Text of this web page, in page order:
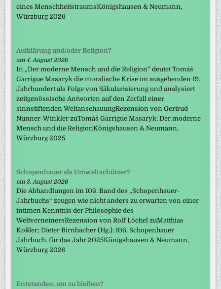
eines MenschheitstraumsKönigshausen & Neumann,
Würzburg 2026
Aufklärung und/oder Religion?
am 4. August 2026
In „Der moderne Mensch und die Religion“ deutet Tomáš
Garrigue Masaryk die moralische Krise im ausgehenden 19.
Jahrhundert als Folge von Säkularisierung und analysiert
zeitgenössische Antworten auf den Zerfall einer
sinnstiftenden WeltanschauungRezension von Gertrud
Nunner-Winkler zuTomáš Garrigue Masaryk: Der moderne
Mensch und die ReligionKönigshausen & Neumann,
Würzburg 2025
Schopenhauer als Umweltschützer?
am 3. August 2026
Die Abhandlungen im 106. Band des „Schopenhauer-
Jahrbuchs“ zeugen wie nicht anders zu erwarten von einer
intimen Kenntnis der Philosophie des
WeltverneinersRezension von Rolf Löchel zuMatthias
Koßler; Dieter Birnbacher (Hg.): 106. Schopenhauer
Jahrbuch. für das Jahr 2025Königshausen & Neumann,
Würzburg 2026
Entstanden, um zu bleiben?